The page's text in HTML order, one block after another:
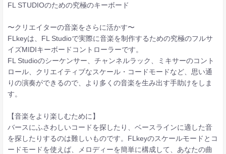
FL STUDIOのための究極のキーボード
〜クリエイターの音楽をさらに活かす〜
FLkeyは、FL Studioで実際に音楽を制作するための究極のフルサ
イズMIDIキーボードコントローラーです。
FL Studioのシーケンサー、チャンネルラック、ミキサーのコント
ロール、クリエイティブなスケール・コードモードなど、思い通
りの演奏ができるので、より多くの音楽を生み出す手助けをしま
す。
【音楽をより楽しむために】
バースにふさわしいコードを探したり、ベースラインに適した音
を探したりするのは難しいものです。FLkeyのスケールモードとコ
ードモードを使えば、メロディーを簡単に構成して、あなたの曲